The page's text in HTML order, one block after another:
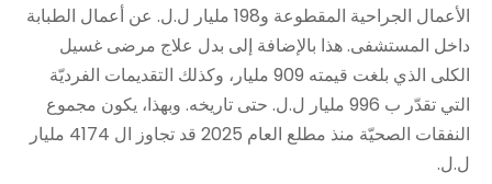
الأعمال الجراحية المقطوعة و198 مليار ل.ل. عن أعمال الطبابة
داخل المستشفى. هذا بالإضافة إلى بدل علاج مرضى غسيل
الكلى الذي بلغت قيمته 909 مليار، وكذلك التقديمات الفرديّة
التي تقدّر ب 996 مليار ل.ل. حتى تاريخه. وبهذا، يكون مجموع
النفقات الصحيّة منذ مطلع العام 2025 قد تجاوز ال 4174 مليار
ل.ل.